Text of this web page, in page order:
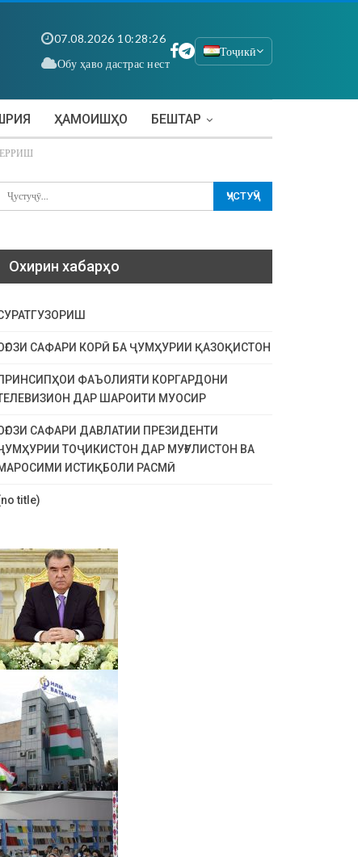
07.08.2026 10:28:26
Обу ҳаво дастрас нест
Тоҷикӣ
ҲАМОИШҲО БЕШТАР
Охирин хабарҳо
САФАРИ КОРӢ БА ҶУМҲУРИИ ҚАЗОҚИСТОН
ФАЪОЛИЯТИ КОРГАРДОНИ
ДАР ШАРОИТИ МУОСИР
САФАРИ ДАВЛАТИИ ПРЕЗИДЕНТИ
ТОҶИКИСТОН ДАР МУҒУЛИСТОН ВА
ИСТИҚБОЛИ РАСМӢ
title)